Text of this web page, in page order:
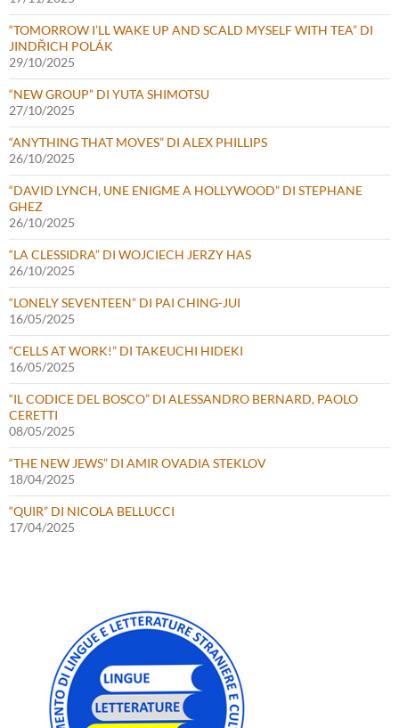
“TOMORROW I’LL WAKE UP AND SCALD MYSELF WITH TEA” DI
JINDŘICH POLÁK
29/10/2025
“NEW GROUP” DI YUTA SHIMOTSU
27/10/2025
“ANYTHING THAT MOVES” DI ALEX PHILLIPS
26/10/2025
“DAVID LYNCH, UNE ENIGME A HOLLYWOOD” DI STEPHANE
GHEZ
26/10/2025
“LA CLESSIDRA” DI WOJCIECH JERZY HAS
26/10/2025
“LONELY SEVENTEEN” DI PAI CHING-JUI
16/05/2025
“CELLS AT WORK!” DI TAKEUCHI HIDEKI
16/05/2025
“IL CODICE DEL BOSCO” DI ALESSANDRO BERNARD, PAOLO
CERETTI
08/05/2025
“THE NEW JEWS” DI AMIR OVADIA STEKLOV
18/04/2025
“QUIR” DI NICOLA BELLUCCI
17/04/2025